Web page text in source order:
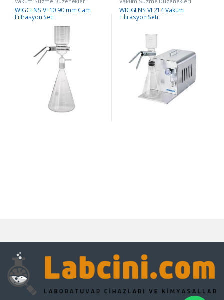
WIGGENS VF10 90 mm Cam
Filtrasyon Seti
WIGGENS VF214 Vakum
Filtrasyon Seti